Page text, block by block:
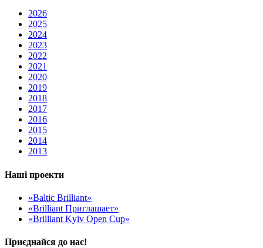
2026
2025
2024
2023
2022
2021
2020
2019
2018
2017
2016
2015
2014
2013
Наші проекти
«Baltic Brilliant»
«Brilliant Приглашает»
«Brilliant Kyiv Open Cup»
Приєднайся до нас!